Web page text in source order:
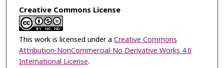
Creative Commons License
This work is licensed under a Creative Commons
Attribution-NonCommercial-No Derivative Works 4.0
International License.